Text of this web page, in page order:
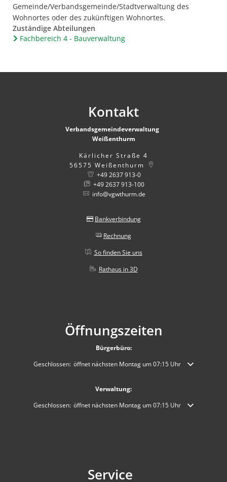
Gemeinde/Verbandsgemeinde/Stadtverwaltung des
Wohnortes oder des zukünftigen Wohnortes.
Zuständige Abteilungen
Fachbereich 4 - Bauverwaltung
Kontakt
Verbandsgemeindeverwaltung
Weißenthurm
Kärlicher Straße 4
56575 Weißenthurm
+49 2637 913-0
+49 2637 913-100
info@vgwthurm.de
Bankverbindung
Rechnung
So finden Sie uns
Rathaus in 3D
Öffnungszeiten
Bürgerbüro:
Klicken, um weitere Öffnungs- oder Schließzeiten auszublenden
Geschlossen: öffnet nächsten Montag um 07:15 Uhr
Verwaltung:
Klicken, um weitere Öffnungs- oder Schließzeiten auszublenden
Geschlossen: öffnet nächsten Montag um 07:15 Uhr
Service